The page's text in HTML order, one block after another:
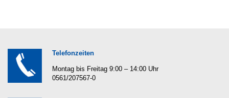
Telefonzeiten
Montag bis Freitag 9:00 – 14:00 Uhr
0561/207567-0